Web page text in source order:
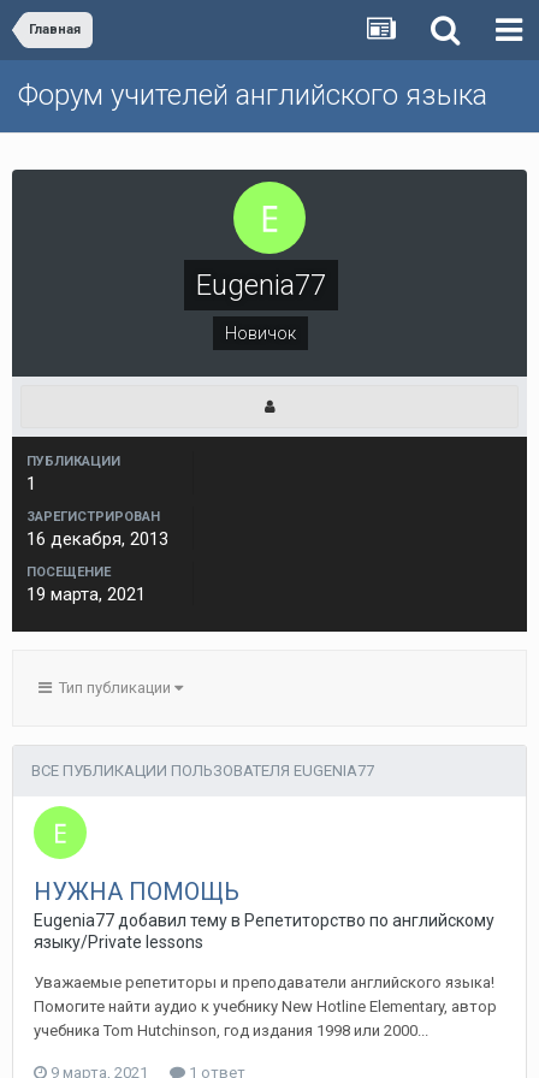
Главная
Форум учителей английского языка
Eugenia77
Новичок
ПУБЛИКАЦИИ
1
ЗАРЕГИСТРИРОВАН
16 декабря, 2013
ПОСЕЩЕНИЕ
19 марта, 2021
Тип публикации
ВСЕ ПУБЛИКАЦИИ ПОЛЬЗОВАТЕЛЯ EUGENIA77
НУЖНА ПОМОЩЬ
Eugenia77 добавил тему в Репетиторство по английскому
языку/Private lessons
Уважаемые репетиторы и преподаватели английского языка!
Помогите найти аудио к учебнику New Hotline Elementary, автор
учебника Tom Hutchinson, год издания 1998 или 2000...
9 марта, 2021 1 ответ